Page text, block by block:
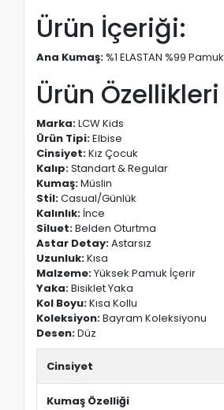
Ürün İçeriği:
Ana Kumaş: %1 ELASTAN %99 Pamuk
Ürün Özellikleri
Marka:LCW Kids
Ürün Tipi:Elbise
Cinsiyet:Kız Çocuk
Kalıp:Standart & Regular
Kumaş:Müslin
Stil:Casual/Günlük
Kalınlık: İnce
Siluet:Belden Oturtma
Astar Detay:Astarsız
Uzunluk:Kısa
Malzeme:Yüksek Pamuk İçerir
Yaka:Bisiklet Yaka
Kol Boyu:Kısa Kollu
Koleksiyon:Bayram Koleksiyonu
Desen:Düz
Cinsiyet
Kumaş Özelliği